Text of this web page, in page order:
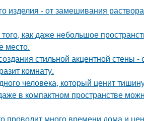
изделия - от замешивания
как даже небольшое
место.
стильной акцентной стены -
комнату.
человека, который ценит
в компактном пространстве